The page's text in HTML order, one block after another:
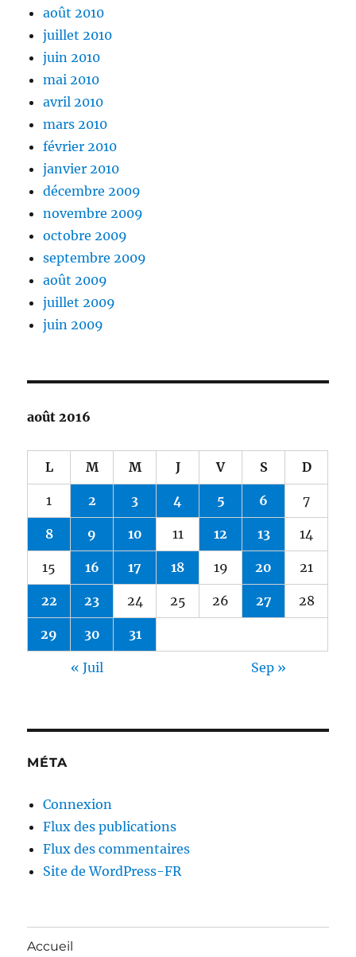
août 2010
juillet 2010
juin 2010
mai 2010
avril 2010
mars 2010
février 2010
janvier 2010
décembre 2009
novembre 2009
octobre 2009
septembre 2009
août 2009
juillet 2009
juin 2009
août 2016
L M M J V S D
1 2 3 4 5 6 7
8 9 10 11 12 13 14
15 16 17 18 19 20 21
22 23 24 25 26 27 28
29 30 31
« Juil Sep »
MÉTA
Connexion
Flux des publications
Flux des commentaires
Site de WordPress-FR
Accueil